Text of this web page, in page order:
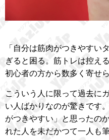
「自分は筋肉がつきやすい
ぎると困る。筋トレは控え
初心者の方から数多く寄せ
こういう人に限って過去に
い人ばかりなのが驚きです
がつきやすい」と思ったの
れた人を未だかつて一人も